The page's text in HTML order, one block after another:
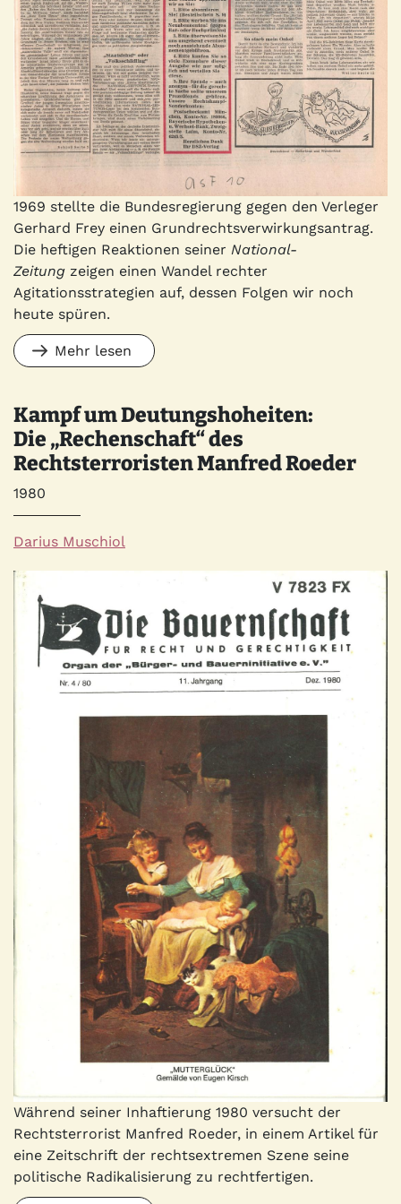
1969 stellte die Bundesregierung gegen den Verleger
Gerhard Frey einen Grundrechtsverwirkungsantrag.
Die heftigen Reaktionen seiner National-
Zeitung zeigen einen Wandel rechter
Agitationsstrategien auf, dessen Folgen wir noch
heute spüren.
Mehr lesen
Kampf um Deutungshoheiten:
Die „Rechenschaft“ des
Rechtsterroristen Manfred Roeder
Jahr
1980
Autor*innen
Darius Muschiol
Quelle
Bild
Während seiner Inhaftierung 1980 versucht der
Rechtsterrorist Manfred Roeder, in einem Artikel für
eine Zeitschrift der rechtsextremen Szene seine
politische Radikalisierung zu rechtfertigen.